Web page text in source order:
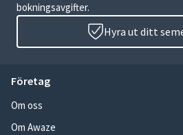
bokningsavgifter.
Hyra ut ditt
Företag
Om oss
Om Awaze